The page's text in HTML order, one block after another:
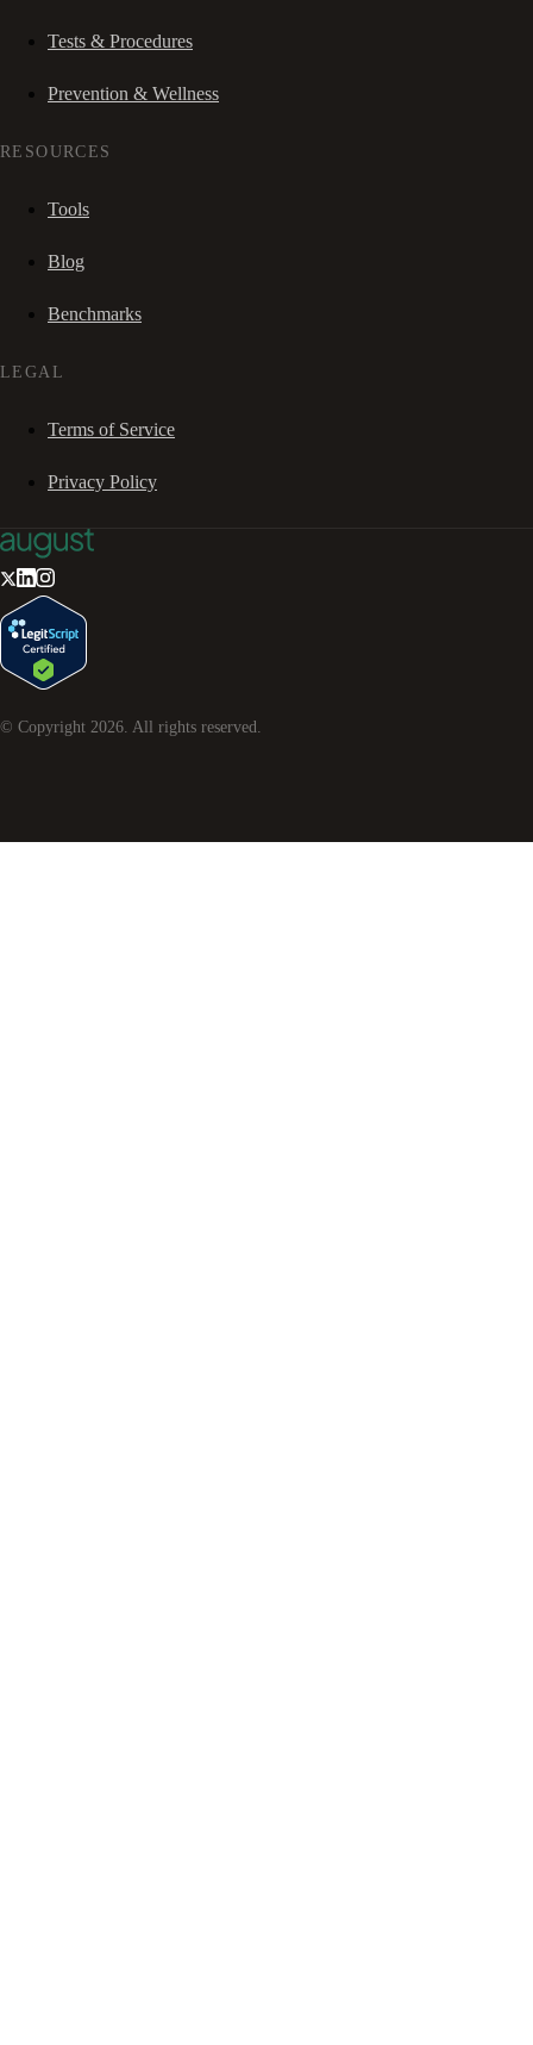
Tests & Procedures
Prevention & Wellness
RESOURCES
Tools
Blog
Benchmarks
LEGAL
Terms of Service
Privacy Policy
© Copyright 2026 . All rights reserved.